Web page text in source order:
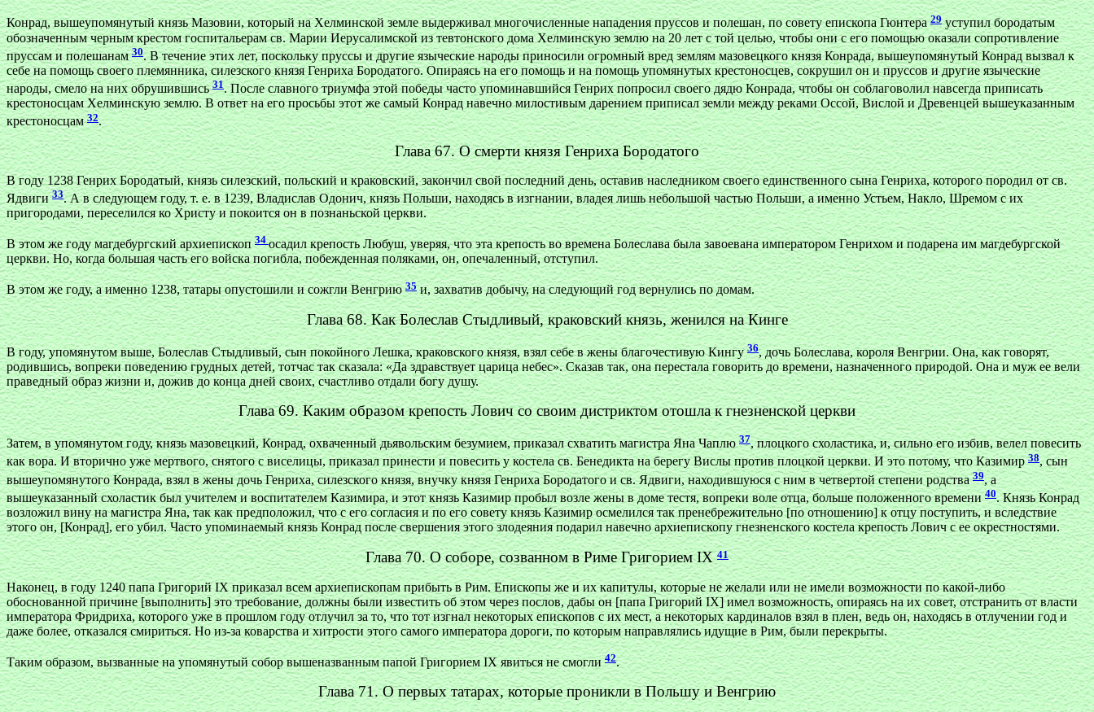
Конрад, вышеупомянутый князь Мазовии, который на Хелминской земле выдерживал многочисленные нападения пруссов и полешан, по совету епископа Гюнтера29уступил бородатым
обозначенным черным крестом госпитальерам св. Марии Иерусалимской из тевтонского дома Хелминскую землю на 20 лет с той целью, чтобы они с его помощью оказали сопротивление
пруссам и полешанам30. В течение этих лет, поскольку пруссы и другие языческие народы приносили огромный вред землям мазовецкого князя Конрада, вышеупомянутый Конрад вызвал к
себе на помощь своего племянника, силезского князя Генриха Бородатого. Опираясь на его помощь и на помощь упомянутых крестоносцев, сокрушил он и пруссов и другие языческие
народы, смело на них обрушившись31. После славного триумфа этой победы часто упоминавшийся Генрих попросил своего дядю Конрада, чтобы он соблаговолил навсегда приписать
крестоносцам Хелминскую землю. В ответ на его просьбы этот же самый Конрад навечно милостивым дарением приписал земли между реками Оссой, Вислой и Древенцей вышеуказанным
крестоносцам32.
Глава 67. О смерти князя Генриха Бородатого
В году 1238 Генрих Бородатый, князь силезский, польский и краковский, закончил свой последний день, оставив наследником своего единственного сына Генриха, которого породил от св.
Ядвиги33. А в следующем году, т. е. в 1239, Владислав Одонич, князь Польши, находясь в изгнании, владея лишь небольшой частью Польши, а именно Устьем, Накло, Шремом с их
пригородами, переселился ко Христу и покоится он в познаньской церкви.
В этом же году магдебургский архиепископ34осадил крепость Любуш, уверяя, что эта крепость во времена Болеслава была завоевана императором Генрихом и подарена им магдебургской
церкви. Но, когда большая часть его войска погибла, побежденная поляками, он, опечаленный, отступил.
В этом же году, а именно 1238, татары опустошили и сожгли Венгрию35и, захватив добычу, на следующий год вернулись по домам.
Глава 68. Как Болеслав Стыдливый, краковский князь, женился на Кинге
В году, упомянутом выше, Болеслав Стыдливый, сын покойного Лешка, краковского князя, взял себе в жены благочестивую Кингу36, дочь Болеслава, короля Венгрии. Она, как говорят,
родившись, вопреки поведению грудных детей, тотчас так сказала: «Да здравствует царица небес». Сказав так, она перестала говорить до времени, назначенного природой. Она и муж ее вели
праведный образ жизни и, дожив до конца дней своих, счастливо отдали богу душу.
Глава 69. Каким образом крепость Лович со своим дистриктом отошла к гнезненской церкви
Затем, в упомянутом году, князь мазовецкий, Конрад, охваченный дьявольским безумием, приказал схватить магистра Яна Чаплю37, плоцкого схоластика, и, сильно его избив, велел повесить
как вора. И вторично уже мертвого, снятого с виселицы, приказал принести и повесить у костела св. Бенедикта на берегу Вислы против плоцкой церкви. И это потому, что Казимир38, сын
вышеупомянутого Конрада, взял в жены дочь Генриха, силезского князя, внучку князя Генриха Бородатого и св. Ядвиги, находившуюся с ним в четвертой степени родства39, а
вышеуказанный схоластик был учителем и воспитателем Казимира, и этот князь Казимир пробыл возле жены в доме тестя, вопреки воле отца, больше положенного времени40. Князь Конрад
возложил вину на магистра Яна, так как предположил, что с его согласия и по его совету князь Казимир осмелился так пренебрежительно [по отношению] к отцу поступить, и вследствие
этого он, [Конрад], его убил. Часто упоминаемый князь Конрад после свершения этого злодеяния подарил навечно архиепископу гнезненского костела крепость Лович с ее окрестностями.
Глава 70. О соборе, созванном в Риме Григорием IX41
Наконец, в году 1240 папа Григорий IX приказал всем архиепископам прибыть в Рим. Епископы же и их капитулы, которые не желали или не имели возможности по какой-либо
обоснованной причине [выполнить] это требование, должны были известить об этом через послов, дабы он [папа Григорий IX] имел возможность, опираясь на их совет, отстранить от власти
императора Фридриха, которого уже в прошлом году отлучил за то, что тот изгнал некоторых епископов с их мест, а некоторых кардиналов взял в плен, ведь он, находясь в отлучении год и
даже более, отказался смириться. Но из-за коварства и хитрости этого самого императора дороги, по которым направлялись идущие в Рим, были перекрыты.
Таким образом, вызванные на упомянутый собор вышеназванным папой Григорием IX явиться не смогли42.
Глава 71. О первых татарах, которые проникли в Польшу и Венгрию